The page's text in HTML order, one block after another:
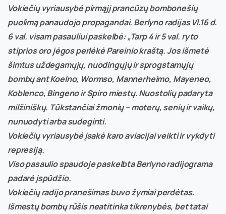
Vokiečių vyriausybė pirmąjį prancūzų bombonešių
puolimą panaudojo propagandai. Berlyno radijas Vl.16 d.
6 val. visam pasauliui paskelbė: „Tarp 4 ir 5 val. ryto
stiprios oro jėgos perlėkė Pareinio kraštą. Jos išmetė
šimtus uždegamųjų, nuodingųjų ir sprogstamųjų
bombų ant Koelno, Wormso, Mannerheimo, Mayeneo,
Koblenco, Bingeno ir Spiro miestų. Nuostolių padaryta
milžiniškų. Tūkstančiai žmonių – moterų, senių ir vaikų,
nunuodyti arba sudeginti.
Vokiečių vyriausybė įsakė karo aviacijai veikti ir vykdyti
represiją.
Viso pasaulio spaudoje paskelbta Berlyno radijograma
padarė įspūdžio.
Vokiečių radijo pranešimas buvo žymiai perdėtas.
Išmestų bombų rūšis neatitinka tikrenybės, bet tatai